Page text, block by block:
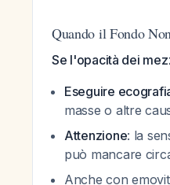
Quando il Fondo
Se l'opacità dei
Eseguire
masse o altre
Attenzione: la
può mancare
Anche con